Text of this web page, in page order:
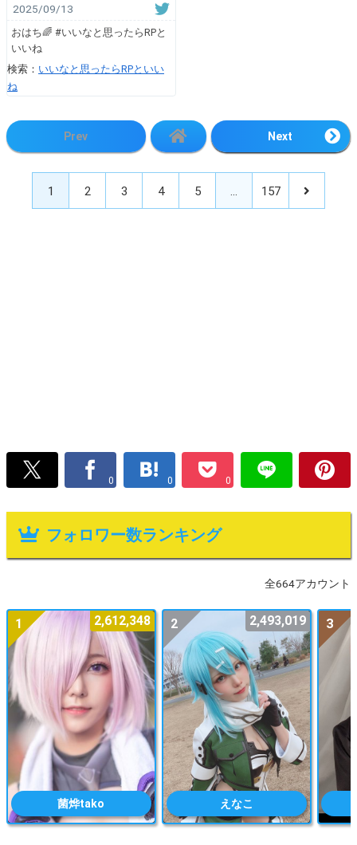
2025/09/13
おはち🌈 #いいなと思ったらRPと
いいね
検索： いいなと思ったらRPといい
ね
Prev Next
1 2 3 4 5 … 157
0 0 0
フォロワー数ランキング
全664アカウント
菌烨tako
1 2,612,348
えなこ
2 2,493,019 3